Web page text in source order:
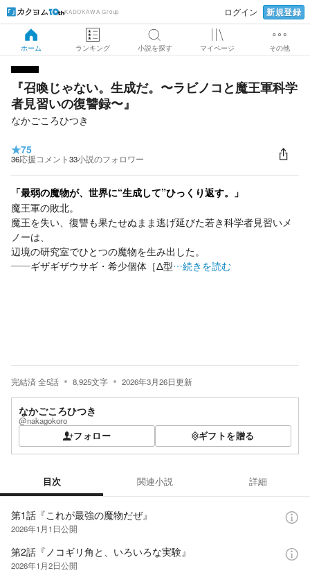
KADOKAWA Group ログイン 新規登録
ホーム ランキング 小説を探す マイページ その他
『召喚じゃない。生成だ。〜ラビノコと魔王軍科学
者見習いの復讐録〜』
なかごころひつき
★75
36応援コメント33小説のフォロワー
「最弱の魔物が、世界に“生成して”ひっくり返す。」
魔王軍の敗北。
魔王を失い、復讐も果たせぬまま逃げ延びた若き科学者見習いメ
ノーは、
辺境の研究室でひとつの魔物を生み出した。
――ギザギザウサギ・希少個体［Δ型…続きを読む
完結済全5話 8,925文字 2026年3月26日更新
なかごころひつき
@nakagokoro
フォロー ギフトを贈る
目次 関連小説 詳細
第1話『これが最強の魔物だぜ』
2026年1月1日公開
第2話『ノコギリ角と、いろいろな実験』
2026年1月2日公開